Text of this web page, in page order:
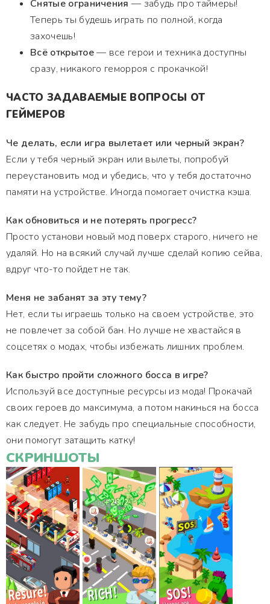
Снятые ограничения — забудь про таймеры!
Теперь ты будешь играть по полной, когда
захочешь!
Всё открытое— все герои и техника доступны
сразу, никакого геморроя с прокачкой!
ЧАСТО ЗАДАВАЕМЫЕ ВОПРОСЫ ОТ
ГЕЙМЕРОВ
Че делать, если игра вылетает или черный экран?
Если у тебя черный экран или вылеты, попробуй
переустановить мод и убедись, что у тебя достаточно
памяти на устройстве. Иногда помогает очистка кэша.
Как обновиться и не потерять прогресс?
Просто установи новый мод поверх старого, ничего не
удаляй. Но на всякий случай лучше сделай копию сейва,
вдруг что-то пойдет не так.
Меня не забанят за эту тему?
Нет, если ты играешь только на своем устройстве, это
не повлечет за собой бан. Но лучше не хвастайся в
соцсетях о модах, чтобы избежать лишних проблем.
Как быстро пройти сложного босса в игре?
Используй все доступные ресурсы из мода! Прокачай
своих героев до максимума, а потом накинься на босса
как следует. Не забудь про специальные способности,
они помогут затащить катку!
СКРИНШОТЫ